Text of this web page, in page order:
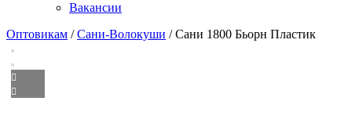
Вакансии
Оптовикам /Сани-Волокуши / Сани 1800 Бьорн Пластик